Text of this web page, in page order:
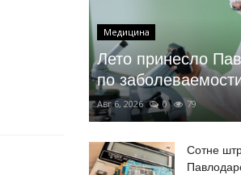
Медицина
Лето принесло
по
Авг 6, 2026 0 79
Сотне